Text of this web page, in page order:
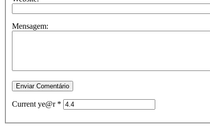
Mensagem:
Current ye@r *